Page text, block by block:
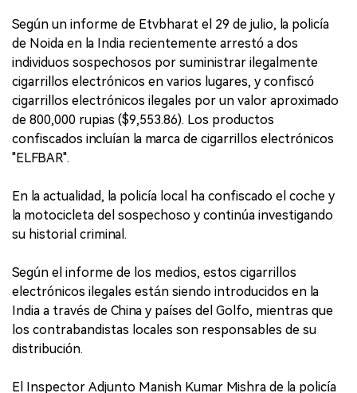
Según un informe de Etvbharat el 29 de julio, la policía
de Noida en la India recientemente arrestó a dos
individuos sospechosos por suministrar ilegalmente
cigarrillos electrónicos en varios lugares, y confiscó
cigarrillos electrónicos ilegales por un valor aproximado
de 800,000 rupias ($9,553.86). Los productos
confiscados incluían la marca de cigarrillos electrónicos
"ELFBAR".
En la actualidad, la policía local ha confiscado el coche y
la motocicleta del sospechoso y continúa investigando
su historial criminal.
Según el informe de los medios, estos cigarrillos
electrónicos ilegales están siendo introducidos en la
India a través de China y países del Golfo, mientras que
los contrabandistas locales son responsables de su
distribución.
El Inspector Adjunto Manish Kumar Mishra de la policía